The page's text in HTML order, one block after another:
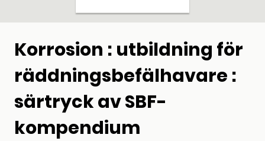
Korrosion : utbildning för
räddningsbefälhavare :
särtryck av SBF-
kompendium